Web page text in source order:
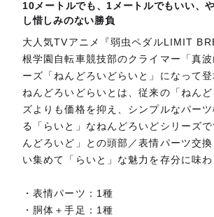
10メートルでも、1メートルでもいい、
し惜しみのない勝負
大人気TVアニメ『弱虫ペダルLIMIT
根学園自転車競技部のクライマー「真
ーズ「ねんどろいどらいと」になって登
ねんどろいどらいとは、従来の「ねん
ズよりも価格を抑え、シンプルなパー
る「らいと」なねんどろいどシリーズ
んどろいど」との頭部／表情パーツ交
い集めて「らいと」な魅力を存分に味わ
・表情パーツ：1種
・胴体＋手足：1種